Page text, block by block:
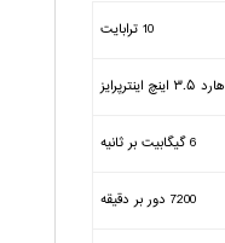
10 ترابایت
هارد ۳.۵ اینچ اینترپرایز
6 گیگابیت بر ثانیه
7200 دور بر دقیقه